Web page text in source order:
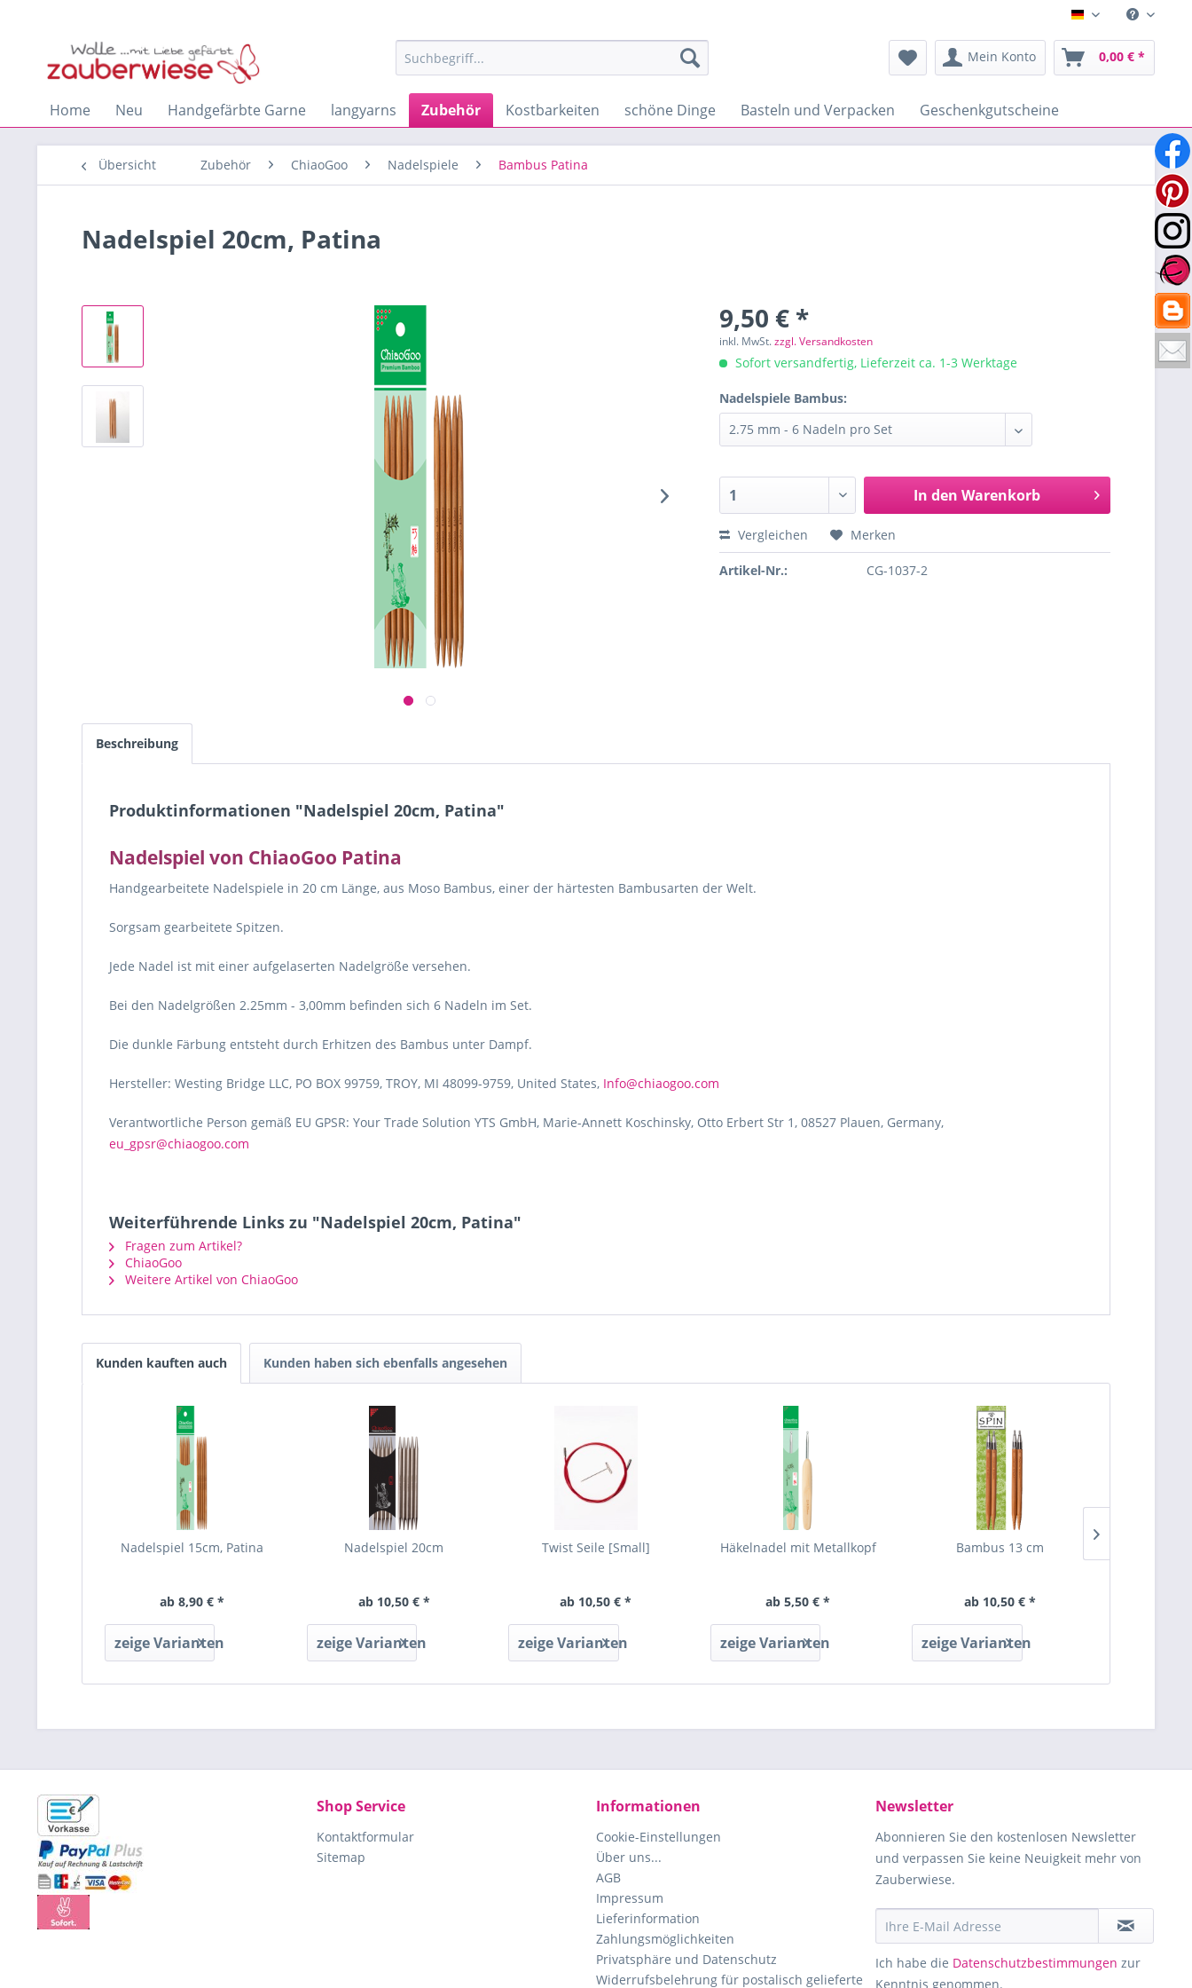
Deutsch
Mein Konto 0,00 € *
Home Neu Handgefärbte Garne langyarns Zubehör Kostbarkeiten schöne Dinge Basteln und Verpacken Geschenkgutscheine
Übersicht Zubehör ChiaoGoo Nadelspiele Bambus Patina
Nadelspiel 20cm, Patina
9,50 € *
inkl. MwSt.zzgl. Versandkosten
Sofort versandfertig, Lieferzeit ca. 1-3 Werktage
Nadelspiele Bambus:
In den Warenkorb
Vergleichen Merken
Artikel-Nr.: CG-1037-2
Beschreibung
Produktinformationen "Nadelspiel 20cm, Patina"
Nadelspiel von ChiaoGoo Patina
Handgearbeitete Nadelspiele in 20 cm Länge, aus Moso Bambus, einer der härtesten Bambusarten der Welt.
Sorgsam gearbeitete Spitzen.
Jede Nadel ist mit einer aufgelaserten Nadelgröße versehen.
Bei den Nadelgrößen 2.25mm - 3,00mm befinden sich 6 Nadeln im Set.
Die dunkle Färbung entsteht durch Erhitzen des Bambus unter Dampf.
Hersteller: Westing Bridge LLC, PO BOX 99759, TROY, MI 48099-9759, United States, Info@chiaogoo.com
Verantwortliche Person gemäß EU GPSR: Your Trade Solution YTS GmbH, Marie-Annett Koschinsky, Otto Erbert Str 1, 08527 Plauen, Germany,
eu_gpsr@chiaogoo.com
Weiterführende Links zu "Nadelspiel 20cm, Patina"
Fragen zum Artikel?
ChiaoGoo
Weitere Artikel von ChiaoGoo
Kunden kauften auch Kunden haben sich ebenfalls angesehen
Nadelspiel 15cm, Patina
ab 8,90 € *
zeige Varianten
Nadelspiel 20cm
ab 10,50 € *
zeige Varianten
Twist Seile [Small]
ab 10,50 € *
zeige Varianten
Häkelnadel mit Metallkopf
ab 5,50 € *
zeige Varianten
Bambus 13 cm
ab 10,50 € *
zeige Varianten
Shop Service
Kontaktformular
Sitemap
Informationen
Cookie-Einstellungen
Über uns...
AGB
Impressum
Lieferinformation
Zahlungsmöglichkeiten
Privatsphäre und Datenschutz
Widerrufsbelehrung für postalisch gelieferte
Newsletter
Abonnieren Sie den kostenlosen Newsletter
und verpassen Sie keine Neuigkeit mehr von
Zauberwiese.
Ich habe die Datenschutzbestimmungen zur
Kenntnis genommen.